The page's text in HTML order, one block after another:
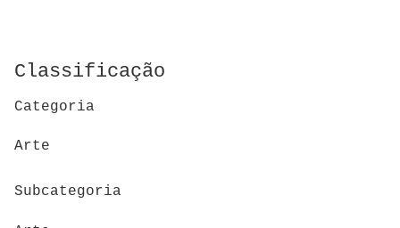
Classificação
Categoria
Arte
Subcategoria